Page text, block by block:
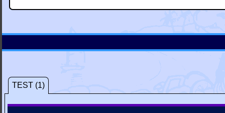
TEST (1)